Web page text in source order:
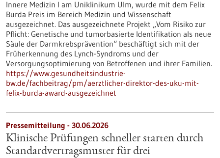
Innere Medizin I am Uniklinikum Ulm, wurde mit dem Felix
Burda Preis im Bereich Medizin und Wissenschaft
ausgezeichnet. Das ausgezeichnete Projekt „Vom Risiko zur
Pflicht: Genetische und tumorbasierte Identifikation als neue
Säule der Darmkrebsprävention“ beschäftigt sich mit der
Früherkennung des Lynch-​Syndroms und der
Versorgungsoptimierung von Betroffenen und ihrer Familien.
https://www.gesundheitsindustrie-
bw.de/fachbeitrag/pm/aerztlicher-direktor-des-uku-mit-
felix-burda-award-ausgezeichnet
Pressemitteilung - 30.06.2026
Klinische Prüfungen schneller starten durch
Standardvertragsmuster für drei